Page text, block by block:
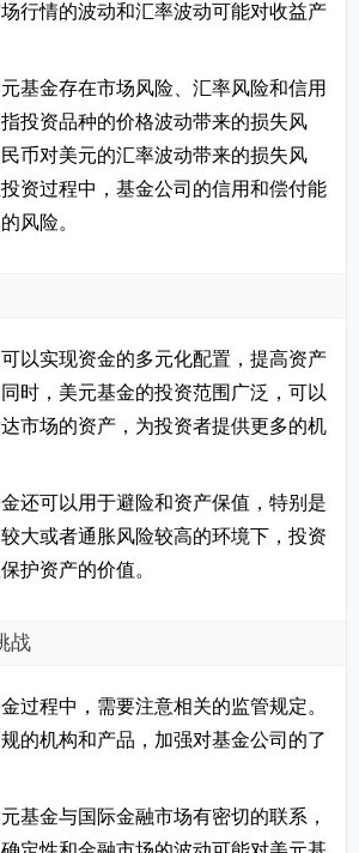
行情的波动和汇率波动可能对收益产
基金存在市场风险、汇率风险和信用
投资品种的价格波动带来的损失风
币对美元的汇率波动带来的损失风
资过程中，基金公司的信用和偿付能
风险。
以实现资金的多元化配置，提高资产
时，美元基金的投资范围广泛，可以
市场的资产，为投资者提供更多的机
还可以用于避险和资产保值，特别是
大或者通胀风险较高的环境下，投资
护资产的价值。
战
过程中，需要注意相关的监管规定。
的机构和产品，加强对基金公司的了
基金与国际金融市场有密切的联系，